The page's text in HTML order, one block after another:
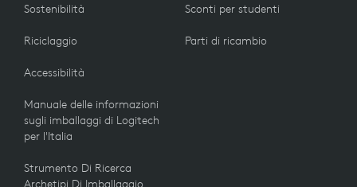
Sostenibilità
Riciclaggio
Accessibilità
Manuale delle informazioni
sugli imballaggi di Logitech
per l'Italia
Strumento Di Ricerca
Archetipi Di Imballaggio
Sconti per studenti
Parti di ricambio